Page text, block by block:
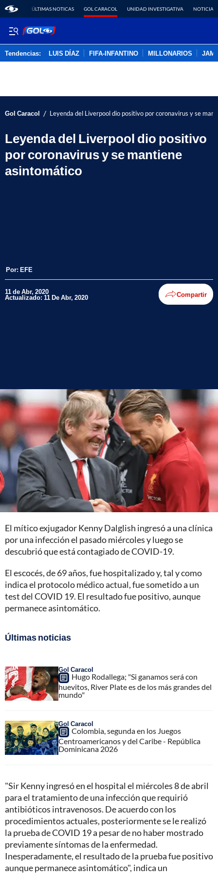
ÚLTIMAS NOTICAS GOL CARACOL UNIDAD INVESTIGATIVA NOTICIAS
Tendencias: LUIS DÍAZ FIFA-INFANTINO MILLONARIOS
Gol Caracol / Leyenda del Liverpool dio positivo por coronavirus y se
Leyenda del Liverpool dio positivo
por coronavirus y se mantiene
asintomático
Por: EFE
11 de Abr, 2020
Actualizado: 11 De Abr, 2020 Compartir
El mítico exjugador Kenny Dalglish ingresó a una clínica
por una infección el pasado miércoles y luego se
descubrió que está contagiado de COVID-19.
El escocés, de 69 años, fue hospitalizado y, tal y como
indica el protocolo médico actual, fue sometido a un
test del COVID 19. El resultado fue positivo, aunque
permanece asintomático.
Últimas noticias
Gol Caracol
Hugo Rodallega; "Si ganamos será con
huevitos, River Plate es de los más grandes del
mundo"
Gol Caracol
Colombia, segunda en los Juegos
Centroamericanos y del Caribe - República
Dominicana 2026
"Sir Kenny ingresó en el hospital el miércoles 8 de abril
para el tratamiento de una infección que requirió
antibióticos intravenosos. De acuerdo con los
procedimientos actuales, posteriormente se le realizó
la prueba de COVID 19 a pesar de no haber mostrado
previamente síntomas de la enfermedad.
Inesperadamente, el resultado de la prueba fue positivo
aunque permanece asintomático", indica un